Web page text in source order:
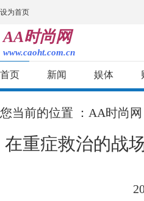
设为首页
AA时尚网
www.caoht.com.cn
首页 新闻 娱体
您当前的位置 ： AA时尚网
在重症救治的战